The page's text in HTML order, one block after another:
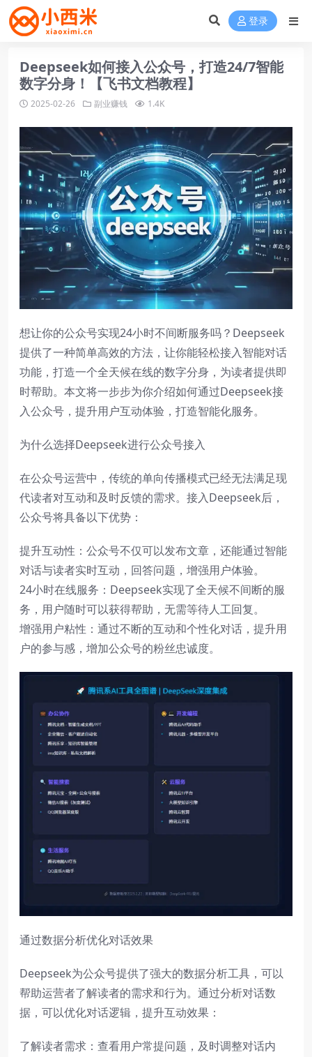
登录
Deepseek如何接入公众号，打造24/7智能
数字分身！【飞书文档教程】
2025-02-26 副业赚钱 1.4K
想让你的公众号实现24小时不间断服务吗？Deepseek
提供了一种简单高效的方法，让你能轻松接入智能对话
功能，打造一个全天候在线的数字分身，为读者提供即
时帮助。本文将一步步为你介绍如何通过Deepseek接
入公众号，提升用户互动体验，打造智能化服务。
为什么选择Deepseek进行公众号接入
在公众号运营中，传统的单向传播模式已经无法满足现
代读者对互动和及时反馈的需求。接入Deepseek后，
公众号将具备以下优势：
提升互动性：公众号不仅可以发布文章，还能通过智能
对话与读者实时互动，回答问题，增强用户体验。
24小时在线服务：Deepseek实现了全天候不间断的服
务，用户随时可以获得帮助，无需等待人工回复。
增强用户粘性：通过不断的互动和个性化对话，提升用
户的参与感，增加公众号的粉丝忠诚度。
通过数据分析优化对话效果
Deepseek为公众号提供了强大的数据分析工具，可以
帮助运营者了解读者的需求和行为。通过分析对话数
据，可以优化对话逻辑，提升互动效果：
了解读者需求：查看用户常提问题，及时调整对话内